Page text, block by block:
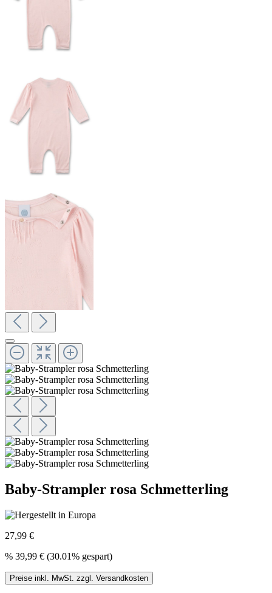
Baby-Strampler rosa Schmetterling
27,99 €
% 39,99 € (30.01% gespart)
Preise inkl. MwSt. zzgl. Versandkosten